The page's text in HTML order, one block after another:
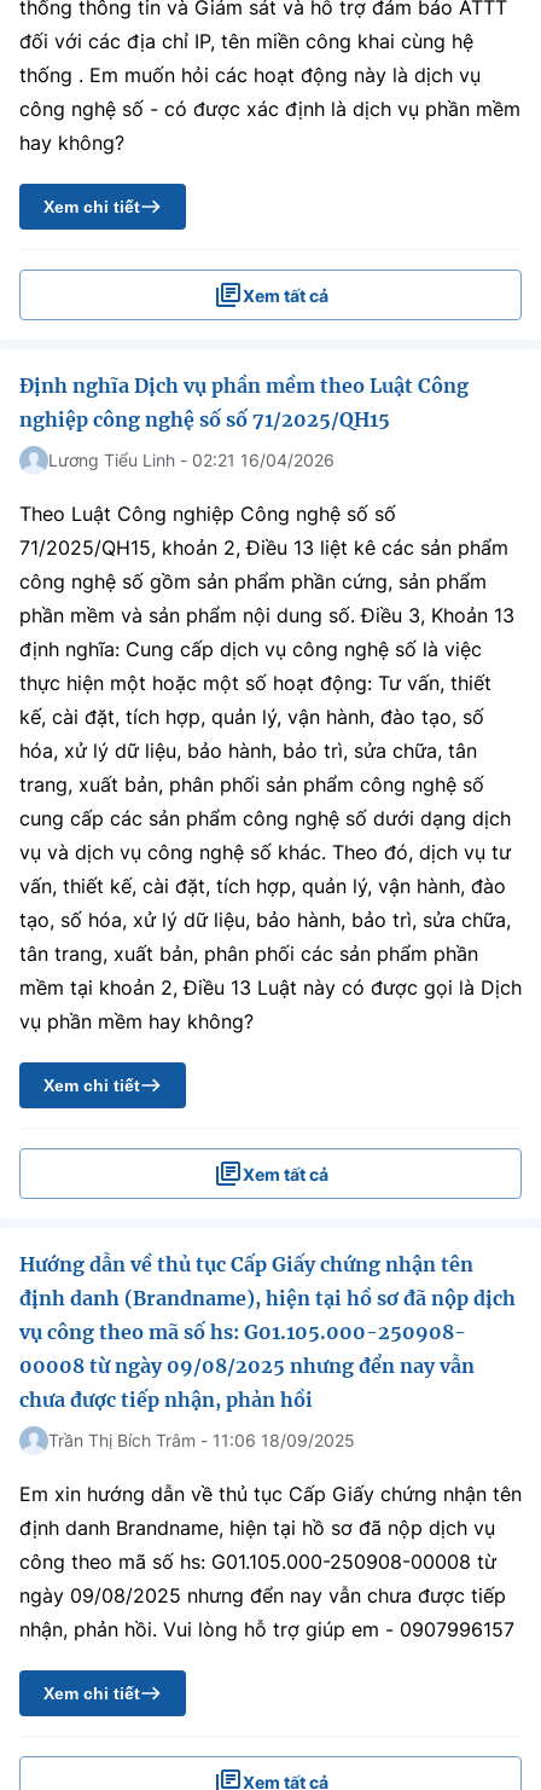
thống thông tin và Giám sát và hỗ trợ đảm bảo ATTT
đối với các địa chỉ IP, tên miền công khai cùng hệ
thống . Em muốn hỏi các hoạt động này là dịch vụ
công nghệ số - có được xác định là dịch vụ phần mềm
hay không?
Xem chi tiết
Xem tất cả
Định nghĩa Dịch vụ phần mềm theo Luật Công
nghiệp công nghệ số số 71/2025/QH15
Lương Tiểu Linh - 02:21 16/04/2026
Theo Luật Công nghiệp Công nghệ số số
71/2025/QH15, khoản 2, Điều 13 liệt kê các sản phẩm
công nghệ số gồm sản phẩm phần cứng, sản phẩm
phần mềm và sản phẩm nội dung số. Điều 3, Khoản 13
định nghĩa: Cung cấp dịch vụ công nghệ số là việc
thực hiện một hoặc một số hoạt động: Tư vấn, thiết
kế, cài đặt, tích hợp, quản lý, vận hành, đào tạo, số
hóa, xử lý dữ liệu, bảo hành, bảo trì, sửa chữa, tân
trang, xuất bản, phân phối sản phẩm công nghệ số
cung cấp các sản phẩm công nghệ số dưới dạng dịch
vụ và dịch vụ công nghệ số khác. Theo đó, dịch vụ tư
vấn, thiết kế, cài đặt, tích hợp, quản lý, vận hành, đào
tạo, số hóa, xử lý dữ liệu, bảo hành, bảo trì, sửa chữa,
tân trang, xuất bản, phân phối các sản phẩm phần
mềm tại khoản 2, Điều 13 Luật này có được gọi là Dịch
vụ phần mềm hay không?
Xem chi tiết
Xem tất cả
Hướng dẫn về thủ tục Cấp Giấy chứng nhận tên
định danh (Brandname), hiện tại hồ sơ đã nộp dịch
vụ công theo mã số hs: G01.105.000-250908-
00008 từ ngày 09/08/2025 nhưng đển nay vẫn
chưa được tiếp nhận, phản hồi
Trần Thị Bích Trâm - 11:06 18/09/2025
Em xin hướng dẫn về thủ tục Cấp Giấy chứng nhận tên
định danh Brandname, hiện tại hồ sơ đã nộp dịch vụ
công theo mã số hs: G01.105.000-250908-00008 từ
ngày 09/08/2025 nhưng đển nay vẫn chưa được tiếp
nhận, phản hồi. Vui lòng hỗ trợ giúp em - 0907996157
Xem chi tiết
Xem tất cả